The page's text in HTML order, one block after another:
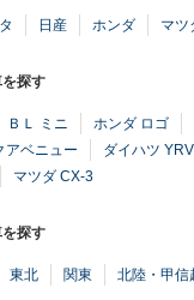
日産 ホンダ マツ
探す
ＢＬ ミニ ホンダ ロゴ
アベニュー
ダイハツ YRV
マツダ CX-3
探す
東北 関東 北陸・甲信